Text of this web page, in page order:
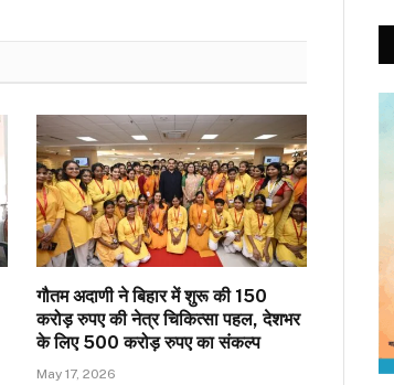
गौतम अदाणी ने बिहार में शुरू की 150
करोड़ रुपए की नेत्र चिकित्सा पहल, देशभर
के लिए 500 करोड़ रुपए का संकल्प
May 17, 2026